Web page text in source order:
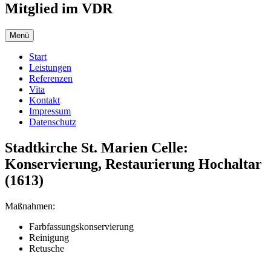
Mitglied im VDR
Menü
Start
Leistungen
Referenzen
Vita
Kontakt
Impressum
Datenschutz
Stadtkirche St. Marien Celle:
Konservierung, Restaurierung Hochaltar
(1613)
Maßnahmen:
Farbfassungskonservierung
Reinigung
Retusche